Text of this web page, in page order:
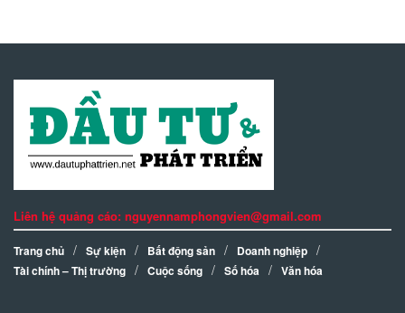
Liên hệ quảng cáo: nguyennamphongvien@gmail.com
Trang chủ Sự kiện Bất động sản
Doanh nghiệp
Tài chính – Thị trường
Cuộc sống Số hóa Văn hóa